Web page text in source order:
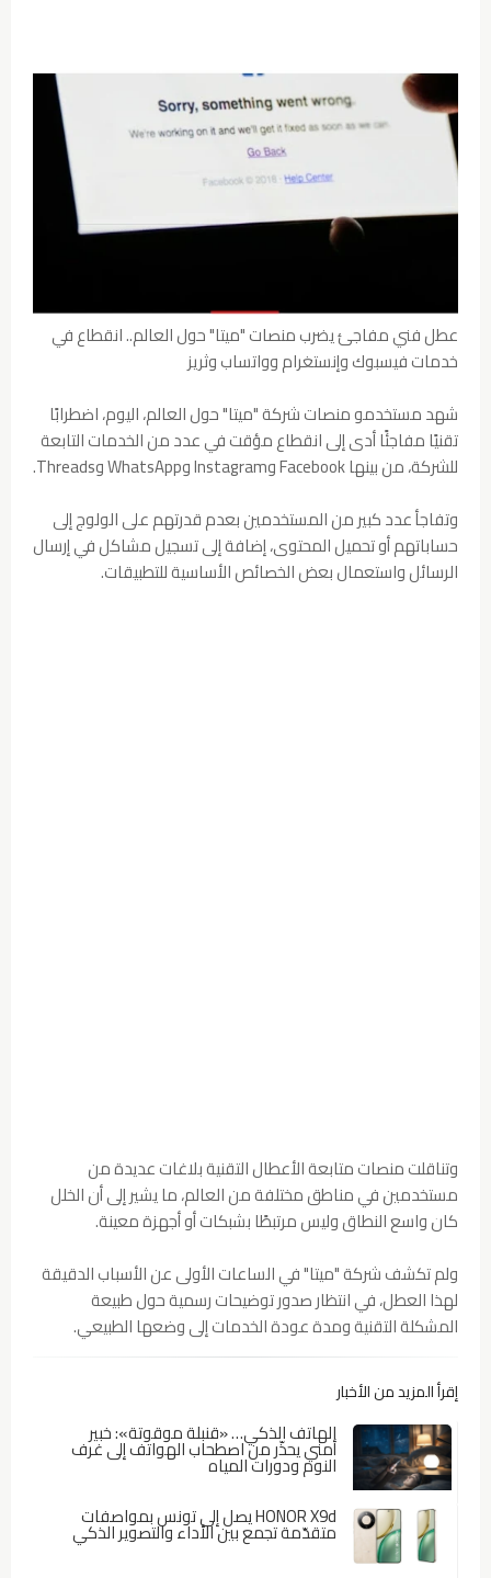
عطل فني مفاجئ يضرب منصات "ميتا" حول العالم.. انقطاع في
خدمات فيسبوك وإنستغرام وواتساب وثريز
شهد مستخدمو منصات شركة "ميتا" حول العالم، اليوم، اضطرابًا
تقنيًا مفاجئًا أدى إلى انقطاع مؤقت في عدد من الخدمات التابعة
للشركة، من بينها Facebook وInstagram وWhatsApp وThreads.
وتفاجأ عدد كبير من المستخدمين بعدم قدرتهم على الولوج إلى
حساباتهم أو تحميل المحتوى، إضافة إلى تسجيل مشاكل في إرسال
الرسائل واستعمال بعض الخصائص الأساسية للتطبيقات.
وتناقلت منصات متابعة الأعطال التقنية بلاغات عديدة من
مستخدمين في مناطق مختلفة من العالم، ما يشير إلى أن الخلل
كان واسع النطاق وليس مرتبطًا بشبكات أو أجهزة معينة.
ولم تكشف شركة "ميتا" في الساعات الأولى عن الأسباب الدقيقة
لهذا العطل، في انتظار صدور توضيحات رسمية حول طبيعة
المشكلة التقنية ومدة عودة الخدمات إلى وضعها الطبيعي.
إقرأ المزيد من الأخبار
الهاتف الذكي… «قنبلة موقوتة»: خبير
أمني يحذّر من اصطحاب الهواتف إلى غرف
النوم ودورات المياه
HONOR X9d يصل إلى تونس بمواصفات
متقدّمة تجمع بين الأداء والتصوير الذكي